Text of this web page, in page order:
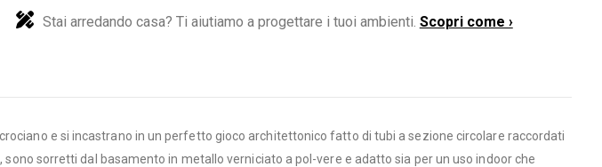
Stai arredando casa? Ti aiutiamo a progettare i tuoi ambienti. Scopri come ›
e si incastrano in un perfetto gioco architettonico fatto di tubi a sezione circolare raccordati
sorretti dal basamento in metallo verniciato a pol-vere e adatto sia per un uso indoor che